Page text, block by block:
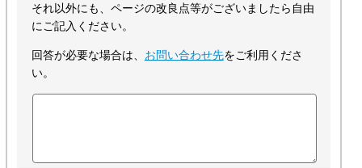
それ以外にも、ページの改良点等がございましたら自由
にご記入ください。
回答が必要な場合は、 お問い合わせ先をご利用くださ
い。